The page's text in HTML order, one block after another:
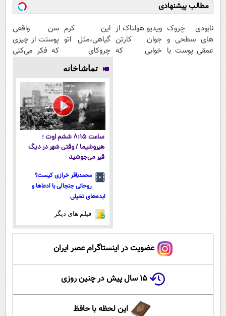
مطالب پیشنهادی
نابودی چروک
های سطحی و
عمقی پوست با
ویدیو هولناک از
جوان کارتن
خوابی که
این کرم
گیاهی،مثل اتو
چروکای
پوستتوصاف
میکنه!50%تخفیف
سن واقعی
پوستت از چیزی
که فکر می‌کنی
تماشاخانه
ساعت ۸:۱۵ ششم اوت ؛
هیروشیما / وقتی شهر در دیگ
قیر می‌جوشید
محمدباقر خرازی کیست؟
روحانی جنجالی با ادعاها و
ایده‌های تخیلی
فیلم های دیگر
عضویت در اینستاگرام عصر ایران
۱۵ سال پیش در چنین روزی
این لحظه با حافظ